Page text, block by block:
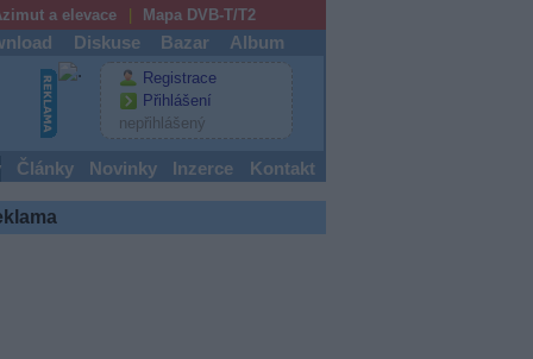
a elevace Mapa DVB-T/T2
Diskuse Bazar Album
Registrace
Přihlášení
nepřihlášený
Články Novinky Inzerce Kontakt